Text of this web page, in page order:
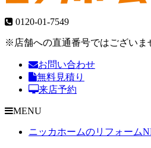
0120-01-7549
※店舗への直通番号ではございま
お問い合わせ
無料見積り
来店予約
MENU
ニッカホームのリフォーム